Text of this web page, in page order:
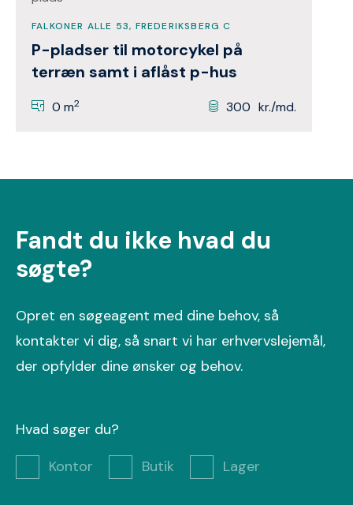
FALKONER ALLE 53, FREDERIKSBERG C
P-pladser til motorcykel på
terræn samt i aflåst p-hus
0 m2 300 kr./md.
Fandt du ikke hvad du
søgte?
Opret en søgeagent med dine behov, så
kontakter vi dig, så snart vi har erhvervslejemål,
der opfylder dine ønsker og behov.
Hvad søger du?
Kontor
Butik Lager